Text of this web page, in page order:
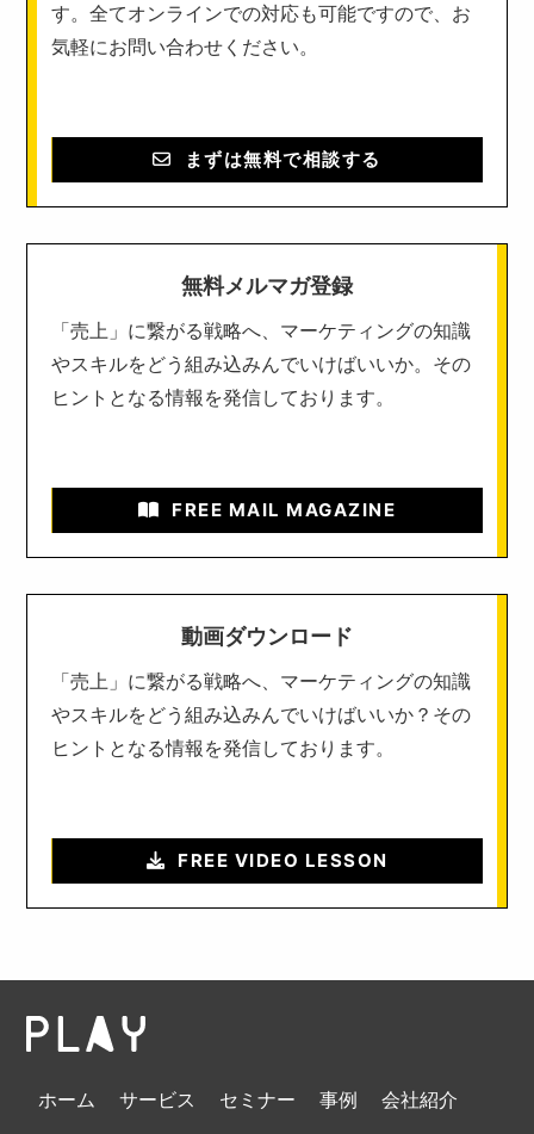
す。全てオンラインでの対応も可能ですので、お
気軽にお問い合わせください。
まずは無料で相談する
無料メルマガ登録
「売上」に繋がる戦略へ、マーケティングの知識
やスキルをどう組み込みんでいけばいいか。その
ヒントとなる情報を発信しております。
FREE MAIL MAGAZINE
動画ダウンロード
「売上」に繋がる戦略へ、マーケティングの知識
やスキルをどう組み込みんでいけばいいか？その
ヒントとなる情報を発信しております。
FREE VIDEO LESSON
ホーム サービス セミナー 事例 会社紹介